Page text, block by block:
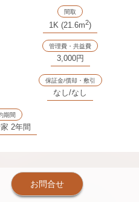
間取
1K (21.6m2)
管理費・共益費
3,000円
保証金/償却・敷引
なし/なし
期間
2年間
お問合せ